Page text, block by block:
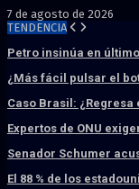
7 de agosto de 2026
TENDENCIA
Petro insinúa en
¿Más fácil pulsar el
Caso Brasil:
Expertos de ONU
Senador Schumer
El 88 % de los